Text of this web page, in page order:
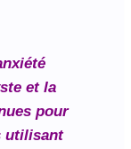
et la
pour
utilisant